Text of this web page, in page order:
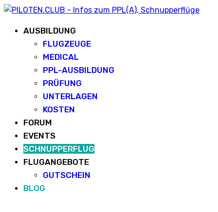
AUSBILDUNG
FLUGZEUGE
MEDICAL
PPL-AUSBILDUNG
PRÜFUNG
UNTERLAGEN
KOSTEN
FORUM
EVENTS
SCHNUPPERFLUG
FLUGANGEBOTE
GUTSCHEIN
BLOG